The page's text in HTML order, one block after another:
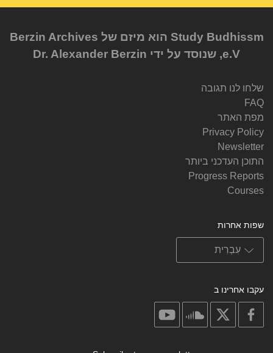
Study Budhissm הוא מיזם של Berzin Archives
e.V, שנוסד על ידי Dr. Alexander Berzin
שלחו לנו תגובה
FAQ
מפת האתר
Privacy Policy
Newsletter
התוכן העדכני ביותר
Progress Reports
Courses
שפות אחרות
עקבו אחרינו ב
facebook
soundcloud